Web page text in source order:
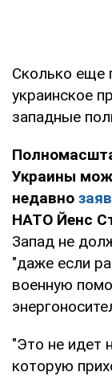
Сколько еще
украинское
западные
Украины
недавно
НАТО Йенс
Запад не
"даже если
военную
"Это не идет
которую